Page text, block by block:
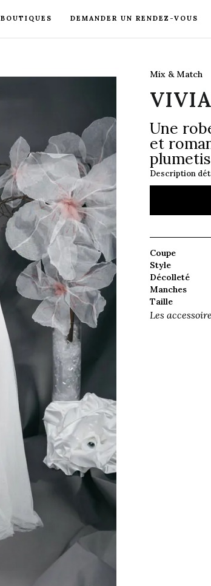
BOUTIQUES DEMANDER UN RENDEZ-VOUS
Mix & Match
Une
et
Description
Coupe
Style
Décolleté
Manches
Taille
Les